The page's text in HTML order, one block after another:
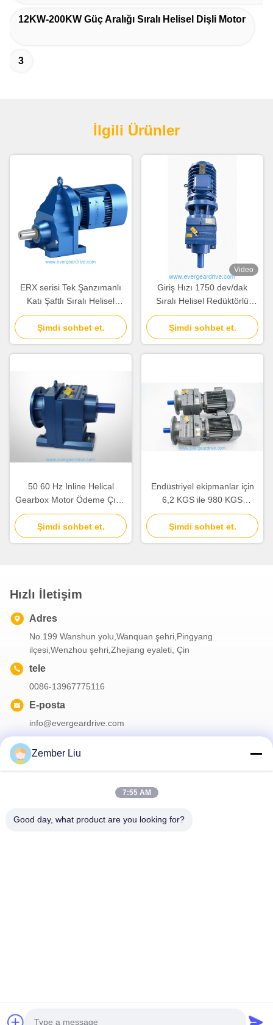
12KW-200KW Güç Aralığı Sıralı Helisel Dişli Motor
3
İlgili Ürünler
ERX serisi Tek Şanzımanlı
Katı Şaftlı Sıralı Helisel
Redüktörlü Motor,
Kendinden Havalandırmalı
veya Cebri Havalandırmalı
Soğutma Yöntemi ile Kararlı
Şimdi sohbet et.
Video
Giriş Hızı 1750 dev/dak
Sıralı Helisel Redüktörlü
Motor Tek Kademeli
Redüksiyon Özellikli Katı Şaft
Çıkış Yolu Konveyör
Sistemleri için İdeal
Şimdi sohbet et.
50 60 Hz Inline Helical
Gearbox Motor Ödeme Çıkış
Tork 110 15300KNm
Endüstriyel Otomasyon
Sistemleri için Uygun
Şimdi sohbet et.
Endüstriyel ekipmanlar için
6,2 KGS ile 980 KGS
arasında yükleri taşıyacak
şekilde tasarlanmış zorla
havalandırma içi spiral dişli
Şimdi sohbet et.
Hızlı İletişim
Adres
No.199 Wanshun yolu,Wanquan şehri,Pingyang
ilçesi,Wenzhou şehri,Zhejiang eyaleti, Çin
tele
0086-13967775116
E-posta
info@evergeardrive.com
Motoru Tedarikçi. Telif hakkı © 2026 ZHEJIANG EVERGEAR
Zember Liu
7:55 AM
Good day, what product are you looking for?